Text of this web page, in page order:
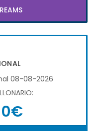
08-08-2026